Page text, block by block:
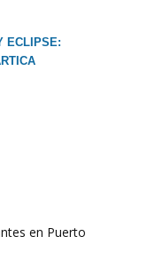
ECLIPSE:
en Puerto